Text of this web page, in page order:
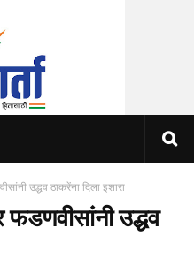
उद्धव ठाकरेंना दिला इशारा
उद्धव